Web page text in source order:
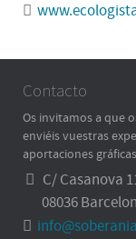
Contacto
Os invitamos a que
enviéis vuestras
aportaciones
C/ Casanova
08036